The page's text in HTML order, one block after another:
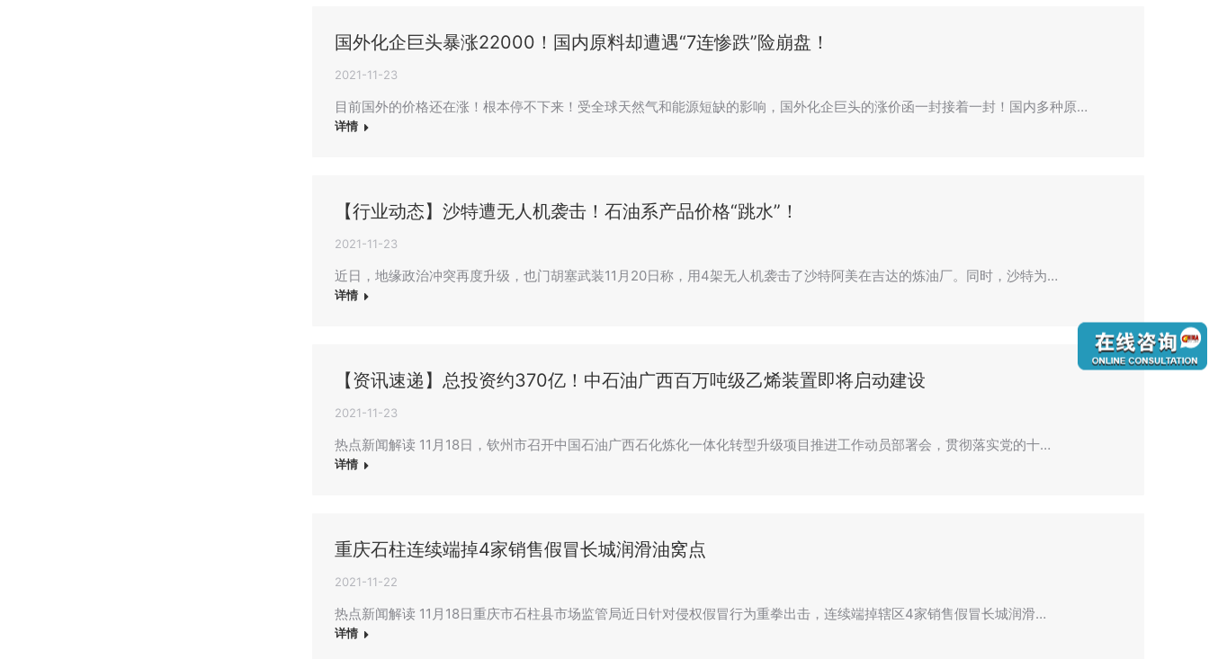
国外化企巨头暴涨22000！国内原料却遭遇“7连惨跌”险崩盘！
2021-11-23
目前国外的价格还在涨！根本停不下来！受全球天然气和能源短缺的影响，国外化企巨头的涨价函一封接着一封！国内多种原…
详情
【行业动态】沙特遭无人机袭击！石油系产品价格“跳水”！
2021-11-23
近日，地缘政治冲突再度升级，也门胡塞武装11月20日称，用4架无人机袭击了沙特阿美在吉达的炼油厂。同时，沙特为…
详情
【资讯速递】总投资约370亿！中石油广西百万吨级乙烯装置即将启动建设
2021-11-23
热点新闻解读 11月18日，钦州市召开中国石油广西石化炼化一体化转型升级项目推进工作动员部署会，贯彻落实党的十…
详情
重庆石柱连续端掉4家销售假冒长城润滑油窝点
2021-11-22
热点新闻解读 11月18日重庆市石柱县市场监管局近日针对侵权假冒行为重拳出击，连续端掉辖区4家销售假冒长城润滑…
详情